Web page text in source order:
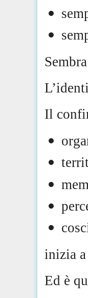
Il
inizia a
Ed è